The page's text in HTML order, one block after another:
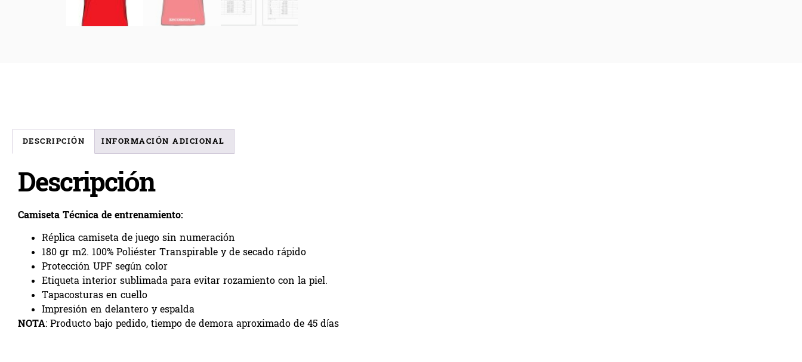
DESCRIPCIÓN INFORMACIÓN ADICIONAL
Descripción
Camiseta Técnica de entrenamiento:
Réplica camiseta de juego sin numeración
180 gr m2. 100% Poliéster Transpirable y de secado rápido
Protección UPF según color
Etiqueta interior sublimada para evitar rozamiento con la piel.
Tapacosturas en cuello
Impresión en delantero y espalda
NOTA: Producto bajo pedido, tiempo de demora aproximado de 45 días